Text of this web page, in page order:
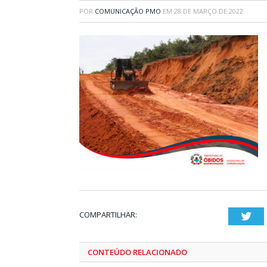
POR COMUNICAÇÃO PMO EM 28 DE MARÇO DE 2022
COMPARTILHAR:
CONTEÚDO RELACIONADO